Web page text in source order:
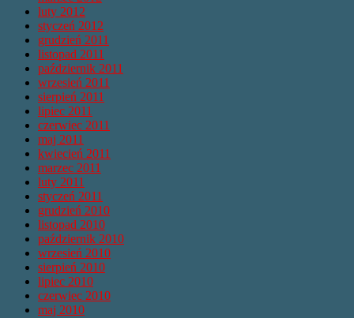
luty 2012
styczeń 2012
grudzień 2011
listopad 2011
październik 2011
wrzesień 2011
sierpień 2011
lipiec 2011
czerwiec 2011
maj 2011
kwiecień 2011
marzec 2011
luty 2011
styczeń 2011
grudzień 2010
listopad 2010
październik 2010
wrzesień 2010
sierpień 2010
lipiec 2010
czerwiec 2010
maj 2010